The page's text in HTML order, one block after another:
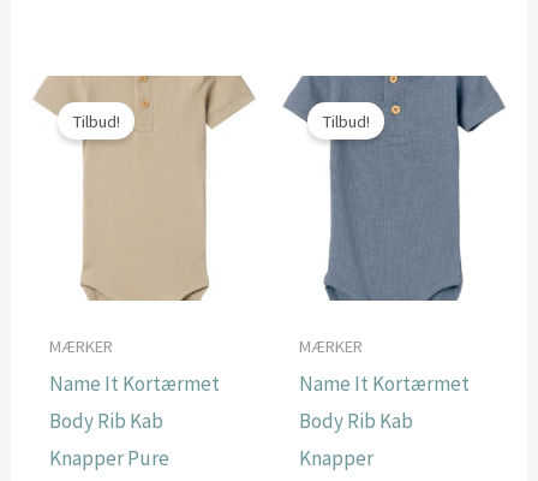
99,00 kr..39,00 kr..
Tilbud!
MÆRKER
Name It Kortærmet
Body Rib Kab
Knapper Pure
Tilbud!
MÆRKER
Name It Kortærmet
Body Rib Kab
Knapper